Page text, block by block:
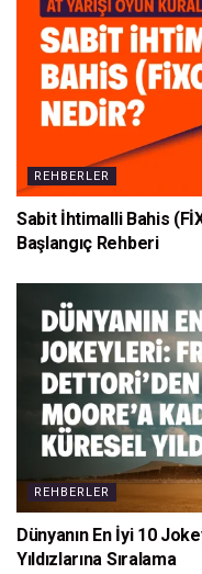
REHBERLER
Sabit İhtimalli Bahis
Başlangıç Rehberi
REHBERLER
Dünyanın En İyi 10
Yıldızlarına Sıralama